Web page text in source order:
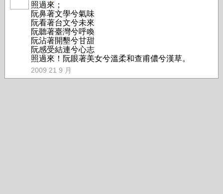
照過來；
阮鼻著文學兮氣味
阮看著台文兮未來
阮聽著臺灣兮呼喚
阮沾著開墾兮甘甜
阮感受結連兮心志
照過來！阮眼著美女兮溫柔和查甫儂兮漢草。
2009 21 9 月